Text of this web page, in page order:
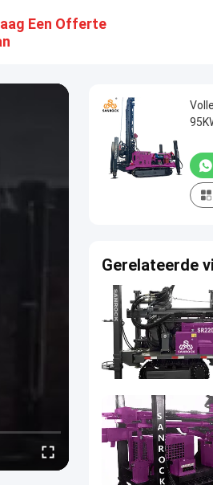
Een Offerte
Gerelateerde